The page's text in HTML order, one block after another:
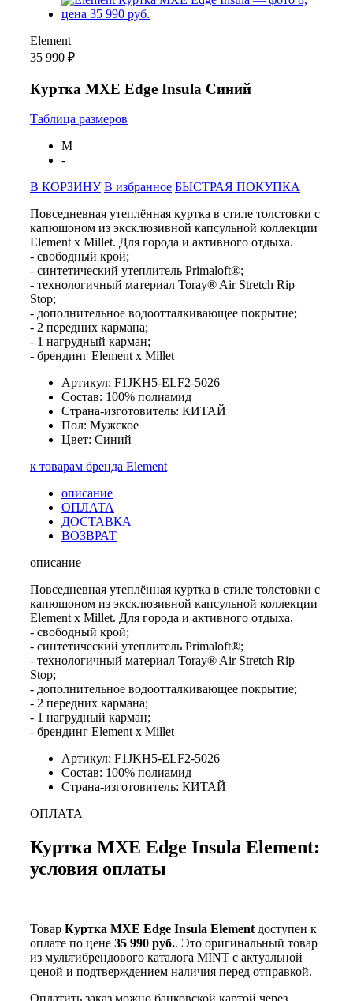
Element
35 990 ₽
Куртка MXE Edge Insula Синий
Таблица размеров
M
-
В КОРЗИНУ В избранное БЫСТРАЯ ПОКУПКА
Повседневная утеплённая куртка в стиле толстовки с
капюшоном из эксклюзивной капсульной коллекции
Element x Millet. Для города и активного отдыха.
- свободный крой;
- синтетический утеплитель Primaloft®;
- технологичный материал Toray® Air Stretch Rip
Stop;
- дополнительное водоотталкивающее покрытие;
- 2 передних кармана;
- 1 нагрудный карман;
- брендинг Element x Millet
Артикул: F1JKH5-ELF2-5026
Состав: 100% полиамид
Страна-изготовитель: КИТАЙ
Пол: Мужское
Цвет: Синий
к товарам бренда Element
описание
ОПЛАТА
ДОСТАВКА
ВОЗВРАТ
описание
Повседневная утеплённая куртка в стиле толстовки с
капюшоном из эксклюзивной капсульной коллекции
Element x Millet. Для города и активного отдыха.
- свободный крой;
- синтетический утеплитель Primaloft®;
- технологичный материал Toray® Air Stretch Rip
Stop;
- дополнительное водоотталкивающее покрытие;
- 2 передних кармана;
- 1 нагрудный карман;
- брендинг Element x Millet
Артикул: F1JKH5-ELF2-5026
Состав: 100% полиамид
Страна-изготовитель: КИТАЙ
ОПЛАТА
Куртка MXE Edge Insula Element:
условия оплаты
Товар Куртка MXE Edge Insula Element доступен к
оплате по цене 35 990 руб.. Это оригинальный товар
из мультибрендового каталога MINT с актуальной
ценой и подтверждением наличия перед отправкой.